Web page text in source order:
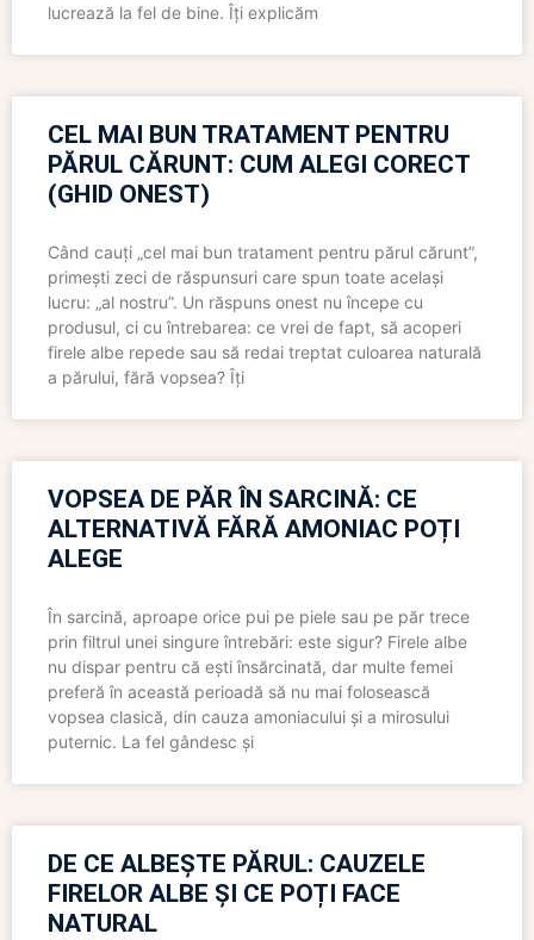
lucrează la fel de bine. Îți explicăm
CEL MAI BUN TRATAMENT PENTRU
PĂRUL CĂRUNT: CUM ALEGI CORECT
(GHID ONEST)
Când cauți „cel mai bun tratament pentru părul cărunt”,
primești zeci de răspunsuri care spun toate același
lucru: „al nostru”. Un răspuns onest nu începe cu
produsul, ci cu întrebarea: ce vrei de fapt, să acoperi
firele albe repede sau să redai treptat culoarea naturală
a părului, fără vopsea? Îți
VOPSEA DE PĂR ÎN SARCINĂ: CE
ALTERNATIVĂ FĂRĂ AMONIAC POȚI
ALEGE
În sarcină, aproape orice pui pe piele sau pe păr trece
prin filtrul unei singure întrebări: este sigur? Firele albe
nu dispar pentru că ești însărcinată, dar multe femei
preferă în această perioadă să nu mai folosească
vopsea clasică, din cauza amoniacului și a mirosului
puternic. La fel gândesc și
DE CE ALBEȘTE PĂRUL: CAUZELE
FIRELOR ALBE ȘI CE POȚI FACE
NATURAL